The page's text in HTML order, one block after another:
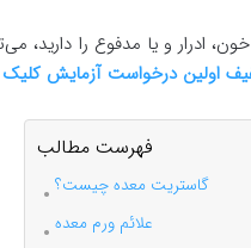
ادرار و یا مدفوع را دارید،
اولین درخواست آزمایش کلیک
فهرست مطالب
گاستریت معده چیست؟
علائم ورم معده